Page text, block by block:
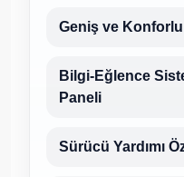
Geniş ve
Bilgi-Eğlence
Paneli
Sürücü Yardımı